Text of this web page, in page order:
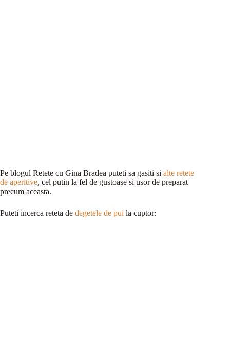
Pe blogul Retete cu Gina Bradea puteti sa gasiti si alte retete
de aperitive, cel putin la fel de gustoase si usor de preparat
precum aceasta.
Puteti incerca reteta de degetele de pui la cuptor: